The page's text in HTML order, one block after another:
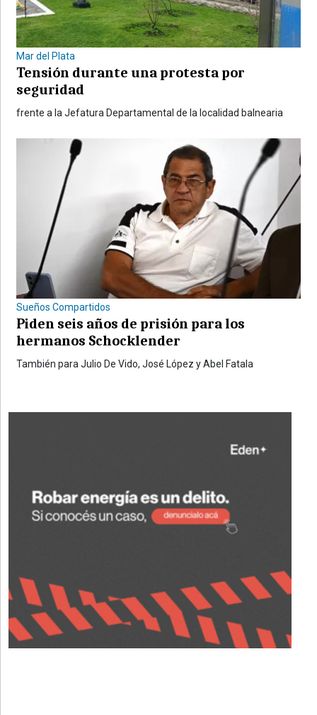
Mar del Plata
Tensión durante una protesta por
seguridad
frente a la Jefatura Departamental de la localidad balnearia
Sueños Compartidos
Piden seis años de prisión para los
hermanos Schocklender
También para Julio De Vido, José López y Abel Fatala